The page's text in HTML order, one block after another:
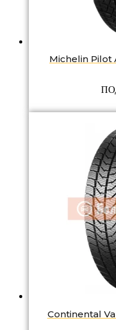
Michelin Pilot
Continental